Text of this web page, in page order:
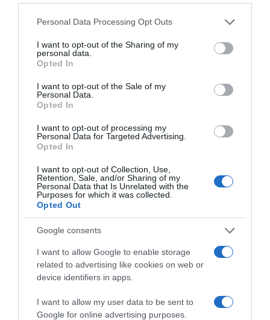
Please note that this website/app uses one or more Google
not limited to your visit or usage behaviour. You may click to
grant or deny consent to Google and its third-party tags to
use your data for below specified purposes in below Google
consent section.
Personal Data Processing Opt Outs
I want to opt-out of the Sharing of my
personal data.
Opted In
I want to opt-out of the Sale of my
Personal Data.
Opted In
I want to opt-out of processing my
Personal Data for Targeted Advertising.
Opted In
I want to opt-out of Collection, Use,
Retention, Sale, and/or Sharing of my
Personal Data that Is Unrelated with the
Purposes for which it was collected.
Opted Out
Google consents
I want to allow Google to enable storage
related to advertising like cookies on web or
device identifiers in apps.
I want to allow my user data to be sent to
Google for online advertising purposes.
gyermekek
Vasvári Vivien ,Dombóvári István, hó
Korábbi bejegyzések
HASONLÓ BEJEGYZÉSEK
Túlzott félelem a közös jövőtől – hogyan kerüld el egy új
párkapcsolatban?